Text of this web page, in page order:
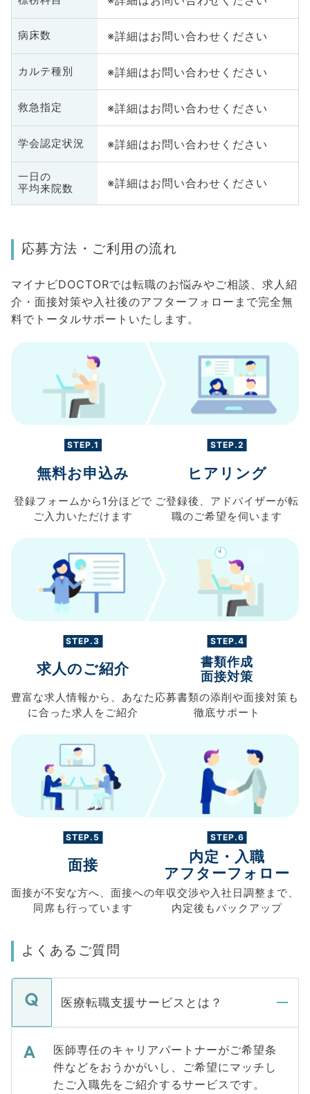
病床数 ※詳細はお問い合わせください
カルテ種別 ※詳細はお問い合わせください
救急指定 ※詳細はお問い合わせください
学会認定状況 ※詳細はお問い合わせください
一日の
平均来院数
※詳細はお問い合わせください
応募方法・ご利用の流れ
マイナビDOCTORでは転職のお悩みやご相談、求人紹
介・面接対策や入社後のアフターフォローまで完全無
料でトータルサポートいたします。
STEP.1
無料お申込み
登録フォームから 1分ほどで
ご入力 いただけます
STEP.2
ヒアリング
ご登録後、 アドバイザーが転
職のご希望を伺います
STEP.3
求人のご紹介
豊富な求人情報から、 あなた
に合った求人を ご紹介
STEP.4
書類作成
面接対策
応募書類の添削や面接対策も
徹底サポート
STEP.5
面接
面接が不安な方へ、 面接への
同席も行っています
STEP.6
内定・入職
アフターフォロー
年収交渉や入社日調整まで、
内定後もバックアップ
よくあるご質問
医療転職支援サービスとは？
医師専任のキャリアパートナーがご希望条
件などをおうかがいし、ご希望にマッチし
たご入職先をご紹介するサービスです。